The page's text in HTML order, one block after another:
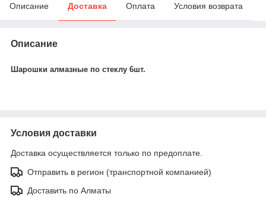
Описание Доставка Оплата Условия возврата
Описание
Шарошки алмазные по стеклу 6шт.
Условия доставки
Доставка осуществляется только по предоплате.
Отправить в регион (транспортной компанией)
Доставить по Алматы